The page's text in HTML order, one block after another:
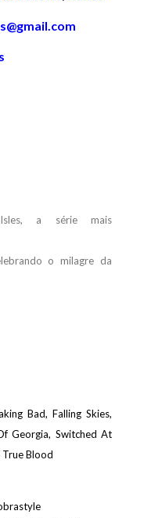
a série mais
o milagre da
Bad, Falling Skies,
Georgia, Switched At
Blood